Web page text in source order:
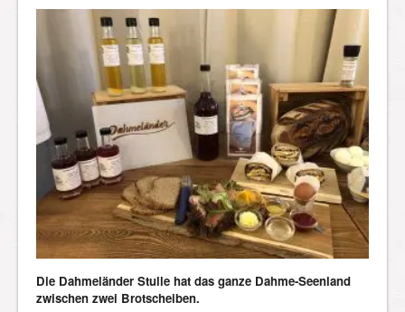
Die Dahmeländer Stulle hat das ganze Dahme-Seenland
zwischen zwei Brotscheiben.